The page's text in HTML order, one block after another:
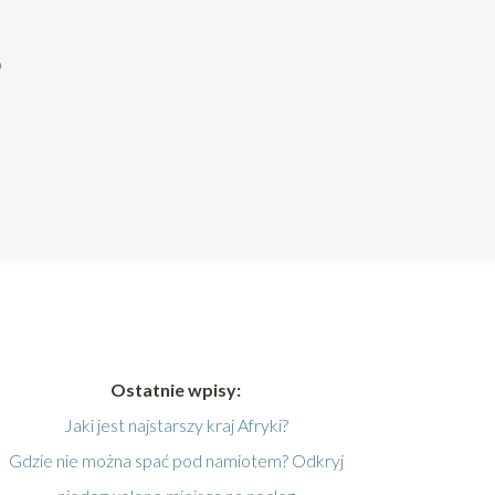
Ostatnie wpisy:
Jaki jest najstarszy kraj Afryki?
Gdzie nie można spać pod namiotem? Odkryj